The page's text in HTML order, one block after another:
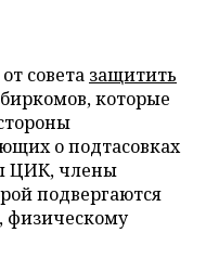
совета защитить
которые
о подтасовках
ЦИК, члены
подвергаются
физическому